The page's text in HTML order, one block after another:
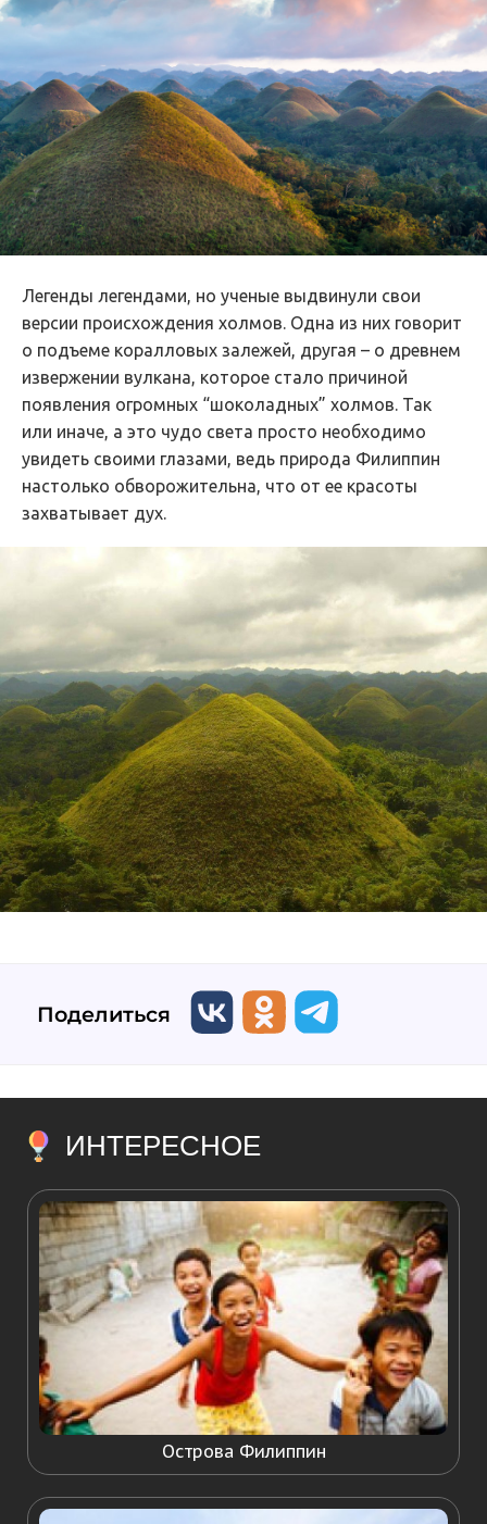
Легенды легендами, но ученые выдвинули свои
версии происхождения холмов. Одна из них говорит
о подъеме коралловых залежей, другая – о древнем
извержении вулкана, которое стало причиной
появления огромных “шоколадных” холмов. Так
или иначе, а это чудо света просто необходимо
увидеть своими глазами, ведь природа Филиппин
настолько обворожительна, что от ее красоты
захватывает дух.
Поделиться
ИНТЕРЕСНОЕ
Острова Филиппин